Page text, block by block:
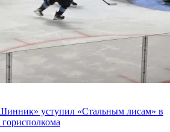
уступил «Стальным лисам» в